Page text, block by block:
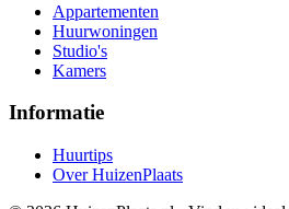
Appartementen
Huurwoningen
Studio's
Kamers
Informatie
Huurtips
Over HuizenPlaats